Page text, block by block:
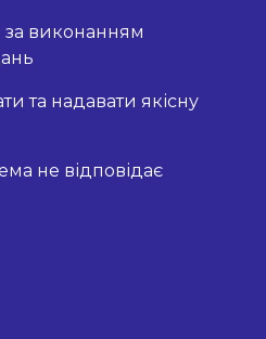
за виконанням
та надавати якісну
не відповідає